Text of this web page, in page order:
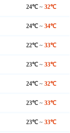
24℃ ~ 32℃
24℃ ~ 34℃
22℃ ~ 33℃
23℃ ~ 33℃
24℃ ~ 32℃
23℃ ~ 33℃
23℃ ~ 33℃